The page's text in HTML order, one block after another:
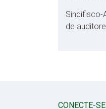
Sindifisco-
de
CONECTE-